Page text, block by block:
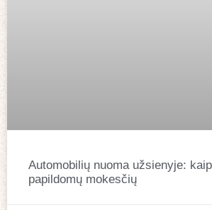
Automobilių nuoma užsienyje:
papildomų mokesčių